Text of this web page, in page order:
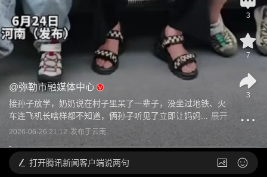
@弥勒市融媒体中心
接孙子放学，奶奶说在村子里呆了一辈子，没坐过地铁、火
车连飞机长啥样都不知道，俩孙子听见了立即让妈妈...
展开
2026-06-26 21:12 发布于云南
3
7
3
打开腾讯新闻客户端说两句